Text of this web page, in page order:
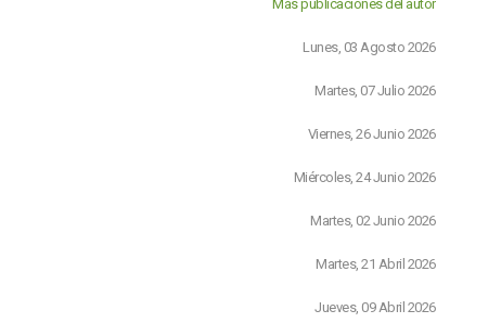
Más publicaciones del autor
Lunes, 03 Agosto 2026
Martes, 07 Julio 2026
Viernes, 26 Junio 2026
Miércoles, 24 Junio 2026
Martes, 02 Junio 2026
Martes, 21 Abril 2026
Jueves, 09 Abril 2026